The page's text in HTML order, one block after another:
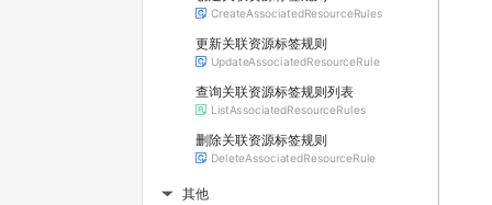
CreateAssociatedResourceRules
更新关联资源标签规则
UpdateAssociatedResourceRule
查询关联资源标签规则列表
ListAssociatedResourceRules
删除关联资源标签规则
DeleteAssociatedResourceRule
▶ 其他